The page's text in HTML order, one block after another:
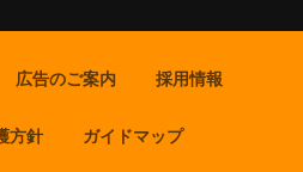
広告のご案内 採用情報
方針 ガイドマップ